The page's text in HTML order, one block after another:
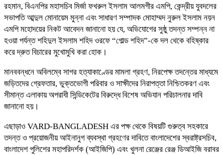
রহমান, বিএনপির মহাসচিব মির্জা ফখরুল ইসলাম আলমগীর এমপি, কেন্দ্রীয় যুবদলের
সভাপতি আব্দুল মোনায়েম মুন্না এবং সাধারণ সম্পাদক মোহাম্মদ নুরুল ইসলাম নয়ন
এমপি মহোদয়ের নিকট আবেদন জানানো হয় যে, অভিযোগের সুষ্ঠু তদন্ত সম্পন্ন না
হওয়া পর্যন্ত শহিদুল ইসলাম শহিদ ওরফে “গোল্ড শহিদ”-কে দল থেকে বহিষ্কার
করে দ্রুত বিচারের মুখোমুখি করা হোক।
মানববন্ধনে অবিলম্বে সাগর হত্যাকাণ্ডের মামলা গ্রহণ, নিরপেক্ষ তদন্তের মাধ্যমে
জড়িতদের গ্রেফতার, ভুক্তভোগী পরিবার ও সাক্ষীদের নিরাপত্তা নিশ্চিতকরণ এবং
সীমান্ত এলাকায় অপরাধী সিন্ডিকেটের বিরুদ্ধে বিশেষ অভিযান পরিচালনার দাবি
জানানো হয়।
এছাড়াও VARD-BANGLADESH এর পক্ষ থেকে বিষয়টি গুরুত্ব সহকারে
তদন্ত ও প্রয়োজনীয় আইনানুগ ব্যবস্থা গ্রহণের দাবিতে বাংলাদেশের স্বরাষ্ট্রসচিব,
বাংলাদেশ পুলিশের মহাপরিদর্শক (আইজিপি) এবং খুলনা রেঞ্জের রেঞ্জ ডিআইজি বরাবর